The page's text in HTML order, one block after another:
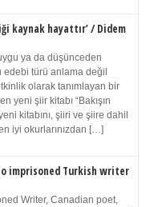
kaynak hayattır’ / Didem
ya da düşünceden
edebi türü anlama değil
olarak tanımlayan bir
yeni şiir kitabı “Bakışın
kitabını, şiiri ve şiire dahil
iyi okurlarınızdan […]
imprisoned Turkish writer
Writer, Canadian poet,